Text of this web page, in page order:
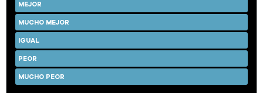
MEJOR
MUCHO MEJOR
IGUAL
PEOR
MUCHO PEOR